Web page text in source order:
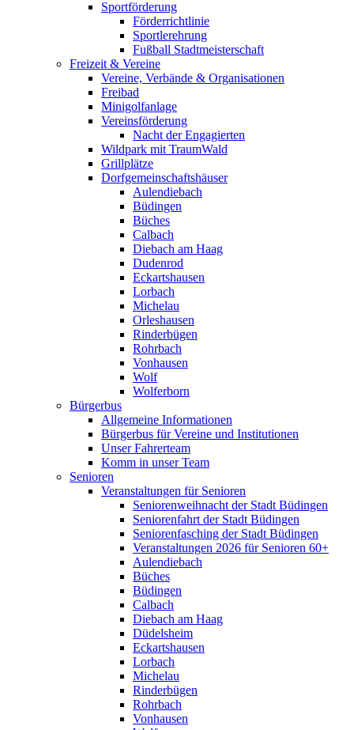
Sportförderung
Förderrichtlinie
Sportlerehrung
Fußball Stadtmeisterschaft
Freizeit & Vereine
Vereine, Verbände & Organisationen
Freibad
Minigolfanlage
Vereinsförderung
Nacht der Engagierten
Wildpark mit TraumWald
Grillplätze
Dorfgemeinschaftshäuser
Aulendiebach
Büdingen
Büches
Calbach
Diebach am Haag
Dudenrod
Eckartshausen
Lorbach
Michelau
Orleshausen
Rinderbügen
Rohrbach
Vonhausen
Wolf
Wolferborn
Bürgerbus
Allgemeine Informationen
Bürgerbus für Vereine und Institutionen
Unser Fahrerteam
Komm in unser Team
Senioren
Veranstaltungen für Senioren
Seniorenweihnacht der Stadt Büdingen
Seniorenfahrt der Stadt Büdingen
Seniorenfasching der Stadt Büdingen
Veranstaltungen 2026 für Senioren 60+
Aulendiebach
Büches
Büdingen
Calbach
Diebach am Haag
Düdelsheim
Eckartshausen
Lorbach
Michelau
Rinderbügen
Rohrbach
Vonhausen